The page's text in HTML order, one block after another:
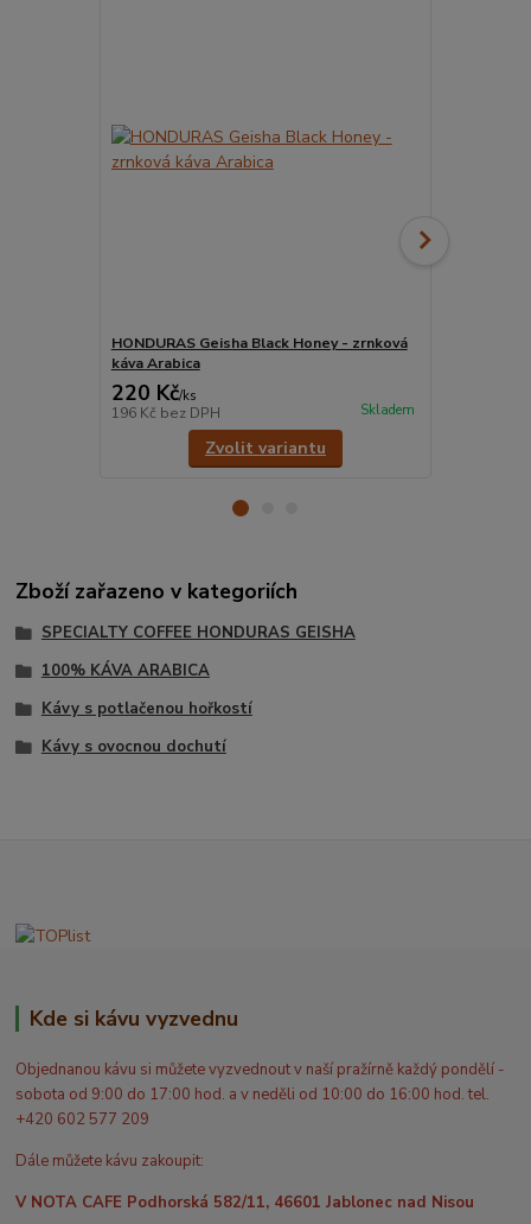
HONDURAS Geisha Black Honey - zrnková
káva Arabica
220 Kč/ks
196 Kč bez DPH Skladem
Zvolit variantu
Zboží zařazeno v kategoriích
SPECIALTY COFFEE HONDURAS GEISHA
100% KÁVA ARABICA
Kávy s potlačenou hořkostí
Kávy s ovocnou dochutí
Kde si kávu vyzvednu
Objednanou kávu si můžete vyzvednout v naší pražírně každý pondělí -
sobota od 9:00 do 17:00 hod. a v neděli od 10:00 do 16:00 hod. tel.
+420 602 577 209
Dále můžete kávu zakoupit:
V NOTA CAFE Podhorská 582/11, 46601 Jablonec nad Nisou